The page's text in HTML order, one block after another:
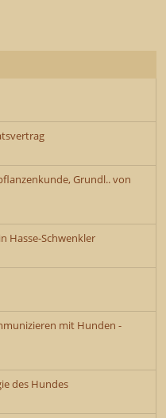
Grundl.. von
Hasse-Schwenkler
mit Hunden -
des Hundes